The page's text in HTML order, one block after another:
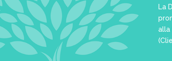
La
alla